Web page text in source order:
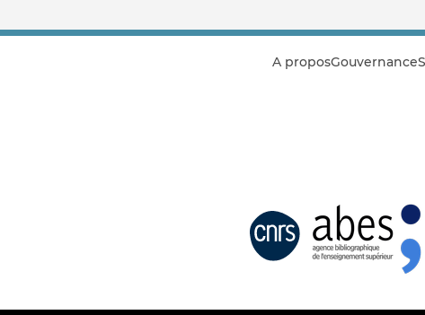
A proposGouvernance